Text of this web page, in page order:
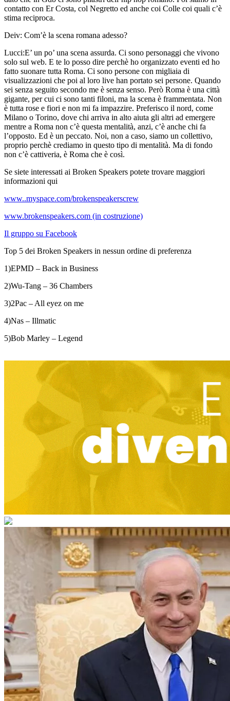
contatto con Er Costa, col Negretto ed anche coi Colle coi quali c’è
stima reciproca.
Deiv: Com’è la scena romana adesso?
Lucci:E’ un po’ una scena assurda. Ci sono personaggi che vivono
solo sul web. E te lo posso dire perchè ho organizzato eventi ed ho
fatto suonare tutta Roma. Ci sono persone con migliaia di
visualizzazioni che poi al loro live han portato sei persone. Quando
sei senza seguito secondo me è senza senso. Però Roma è una città
gigante, per cui ci sono tanti filoni, ma la scena è frammentata. Non
è tutta rose e fiori e non mi fa impazzire. Preferisco il nord, come
Milano o Torino, dove chi arriva in alto aiuta gli altri ad emergere
mentre a Roma non c’è questa mentalità, anzi, c’è anche chi fa
l’opposto. Ed è un peccato. Noi, non a caso, siamo un collettivo,
proprio perchè crediamo in questo tipo di mentalità. Ma di fondo
non c’è cattiveria, è Roma che è così.
Se siete interessati ai Broken Speakers potete trovare maggiori
informazioni qui
www..myspace.com/brokenspeakerscrew
www.brokenspeakers.com (in costruzione)
Il gruppo su Facebook
Top 5 dei Broken Speakers in nessun ordine di preferenza
1)EPMD – Back in Business
2)Wu-Tang – 36 Chambers
3)2Pac – All eyez on me
4)Nas – Illmatic
5)Bob Marley – Legend